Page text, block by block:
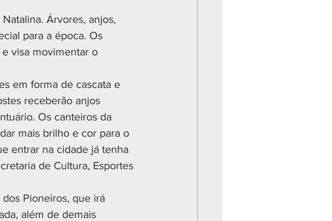
Árvores, anjos,
para a época. Os
visa movimentar o
em forma de cascata e
receberão anjos
Os canteiros da
mais brilho e cor para o
entrar na cidade já tenha
de Cultura, Esportes
Pioneiros, que irá
além de demais